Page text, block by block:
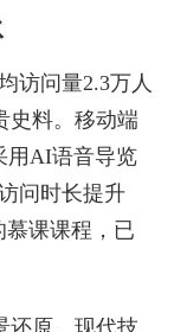
访问量2.3万人
史料。移动端
用AI语音导览
问时长提升
慕课课程，已
还原、现代技